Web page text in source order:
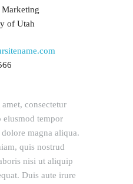
Marketing
of Utah
consectetur
eiusmod tempor
magna aliqua.
quis nostrud
nisi ut aliquip
Duis aute irure